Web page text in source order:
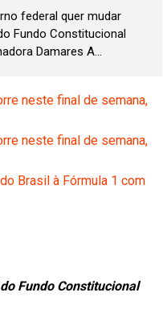
federal quer mudar
Fundo Constitucional
Damares A...
neste final de semana,
neste final de semana,
Brasil à Fórmula 1 com
Fundo Constitucional